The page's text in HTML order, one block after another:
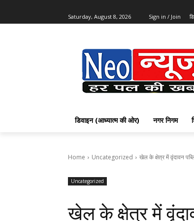
Saturday, August 8, 2026 Sign in / Join
डिवाइन (आध्यात्म की ओर) नगर निगम
Home Uncategorized खेल के क्षेत्र में वृंदावन
Uncategorized
खेल के क्षेत्र में